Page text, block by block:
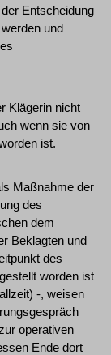
Entscheidung
und
Klägerin nicht
wenn sie von
ist.
Maßnahme der
des
dem
Beklagten und
des
worden ist
-, weisen
operativen
Ende dort